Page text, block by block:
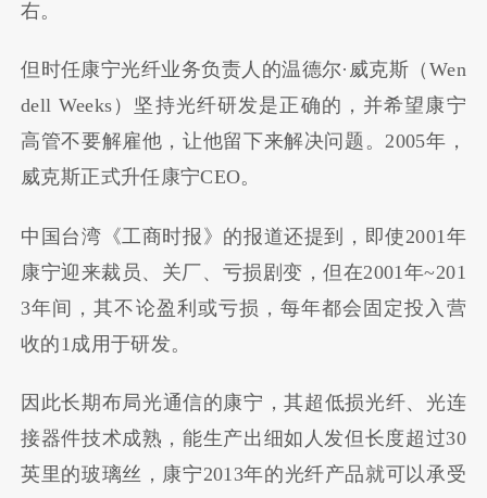
右。
但时任康宁光纤业务负责人的温德尔·威克斯（Wen
dell Weeks）坚持光纤研发是正确的，并希望康宁
高管不要解雇他，让他留下来解决问题。2005年，
威克斯正式升任康宁CEO。
中国台湾《工商时报》的报道还提到，即使2001年
康宁迎来裁员、关厂、亏损剧变，但在2001年~201
3年间，其不论盈利或亏损，每年都会固定投入营
收的1成用于研发。
因此长期布局光通信的康宁，其超低损光纤、光连
接器件技术成熟，能生产出细如人发但长度超过30
英里的玻璃丝，康宁2013年的光纤产品就可以承受